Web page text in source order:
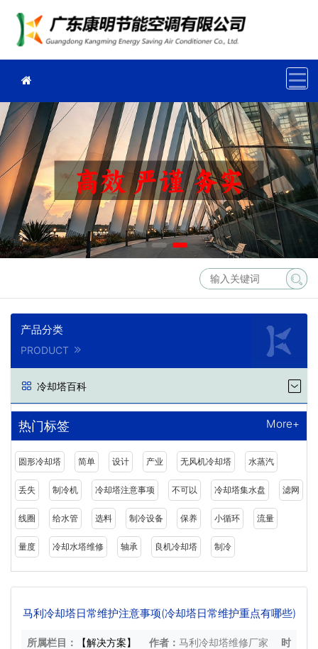
产品分类
PRODUCT
冷却塔百科
热门标签 More+
圆形冷却塔 简单 设计 产业 无风机冷却塔 水蒸汽
丢失 制冷机 冷却塔注意事项 不可以 冷却塔集水盘 滤网
线圈 给水管 选料 制冷设备 保养 小循环 流量
量度 冷却水塔维修 轴承 良机冷却塔 制冷
马利冷却塔日常维护注意事项(冷却塔日常维护重点有哪些)
所属栏目： 【解决方案】 作者： 马利冷却塔维修厂家
时